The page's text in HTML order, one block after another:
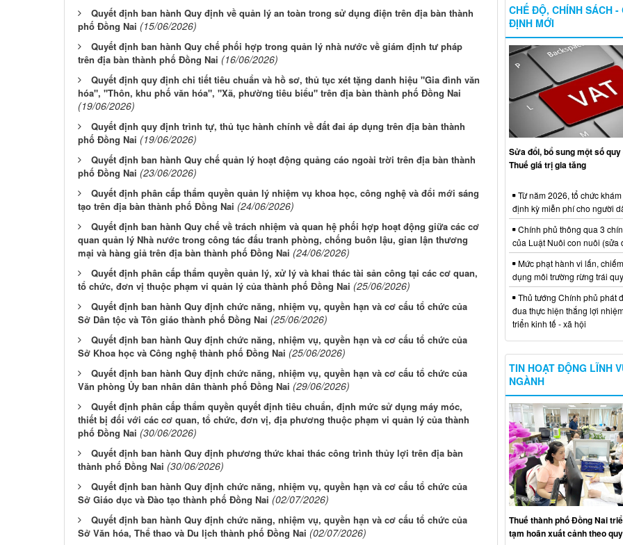
Quyết định ban hành Quy định về quản lý an toàn trong sử dụng điện trên địa bàn thành
phố Đồng Nai (15/06/2026)
Quyết định ban hành Quy chế phối hợp trong quản lý nhà nước về giám định tư pháp
trên địa bàn thành phố Đồng Nai (16/06/2026)
Quyết định quy định chi tiết tiêu chuẩn và hồ sơ, thủ tục xét tặng danh hiệu "Gia đình văn
hóa", "Thôn, khu phố văn hóa", "Xã, phường tiêu biểu" trên địa bàn thành phố Đồng Nai
(19/06/2026)
Quyết định quy định trình tự, thủ tục hành chính về đất đai áp dụng trên địa bàn thành
phố Đồng Nai (19/06/2026)
Quyết định ban hành Quy chế quản lý hoạt động quảng cáo ngoài trời trên địa bàn thành
phố Đồng Nai (23/06/2026)
Quyết định phân cấp thẩm quyền quản lý nhiệm vụ khoa học, công nghệ và đổi mới sáng
tạo trên địa bàn thành phố Đồng Nai (24/06/2026)
Quyết định ban hành Quy chế về trách nhiệm và quan hệ phối hợp hoạt động giữa các cơ
quan quản lý Nhà nước trong công tác đấu tranh phòng, chống buôn lậu, gian lận thương
mại và hàng giả trên địa bàn thành phố Đồng Nai (24/06/2026)
Quyết định phân cấp thẩm quyền quản lý, xử lý và khai thác tài sản công tại các cơ quan,
tổ chức, đơn vị thuộc phạm vi quản lý của thành phố Đồng Nai (25/06/2026)
Quyết định ban hành Quy định chức năng, nhiệm vụ, quyền hạn và cơ cấu tổ chức của
Sở Dân tộc và Tôn giáo thành phố Đồng Nai (25/06/2026)
Quyết định ban hành Quy định chức năng, nhiệm vụ, quyền hạn và cơ cấu tổ chức của
Sở Khoa học và Công nghệ thành phố Đồng Nai (25/06/2026)
Quyết định ban hành Quy định chức năng, nhiệm vụ, quyền hạn và cơ cấu tổ chức của
Văn phòng Ủy ban nhân dân thành phố Đồng Nai (29/06/2026)
Quyết định phân cấp thẩm quyền quyết định tiêu chuẩn, định mức sử dụng máy móc,
thiết bị đối với các cơ quan, tổ chức, đơn vị, địa phương thuộc phạm vi quản lý của thành
phố Đồng Nai (30/06/2026)
Quyết định ban hành Quy định phương thức khai thác công trình thủy lợi trên địa bàn
thành phố Đồng Nai (30/06/2026)
Quyết định ban hành Quy định chức năng, nhiệm vụ, quyền hạn và cơ cấu tổ chức của
Sở Giáo dục và Đào tạo thành phố Đồng Nai (02/07/2026)
Quyết định ban hành Quy định chức năng, nhiệm vụ, quyền hạn và cơ cấu tổ chức của
Sở Văn hóa, Thể thao và Du lịch thành phố Đồng Nai (02/07/2026)
CHẾ ĐỘ, CHÍNH SÁCH -
ĐỊNH MỚI
Sửa đổi, bổ sung một số
Thuế giá trị gia tăng
Từ năm 2026, tổ chức
định kỳ miễn phí cho người
Chính phủ thông qua 3
của Luật Nuôi con nuôi (sửa
Mức phạt hành vi lấn,
dụng môi trường rừng trái
Thủ tướng Chính phủ phát
đua thực hiện thắng lợi
triển kinh tế - xã hội
TIN HOẠT ĐỘNG LĨNH
NGÀNH
Thuế thành phố Đồng Nai
tạm hoãn xuất cảnh theo